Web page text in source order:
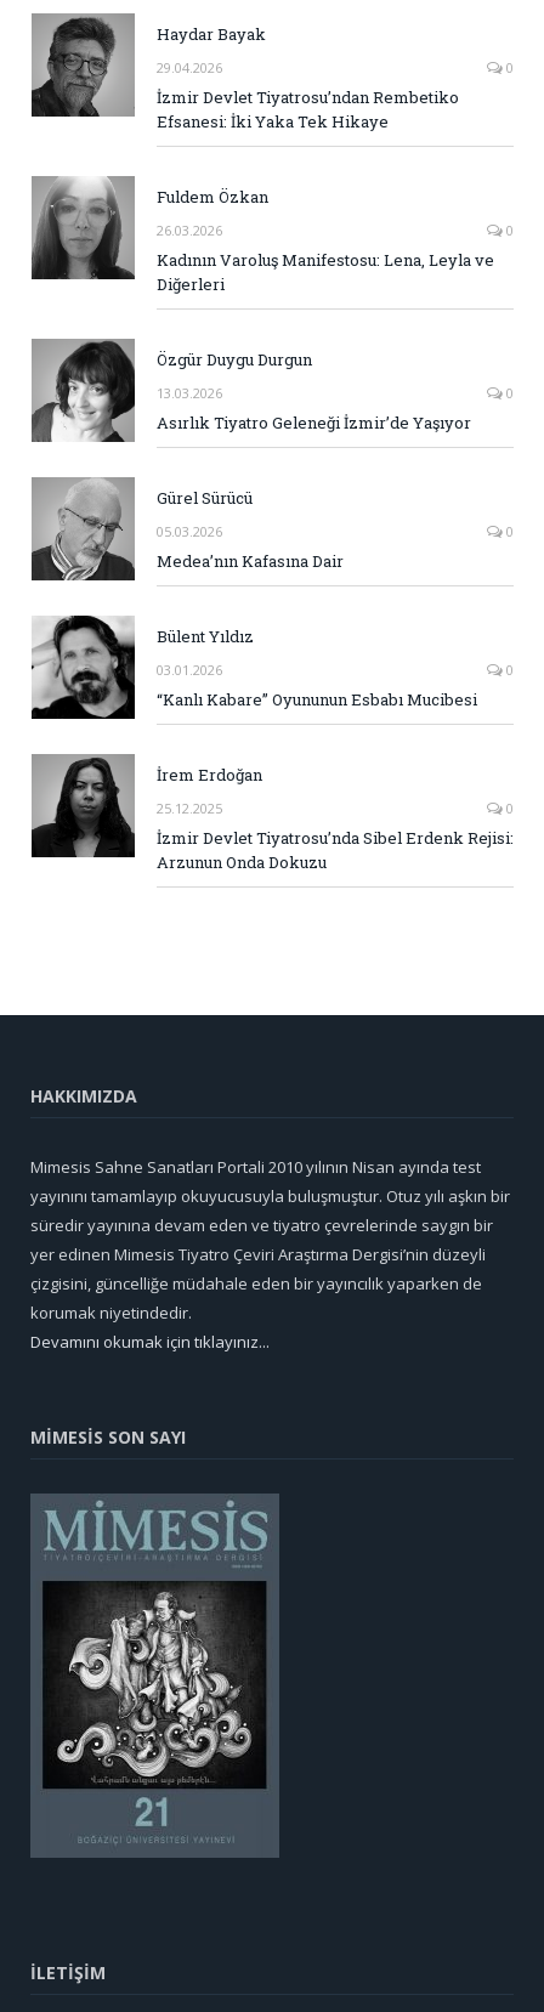
Haydar Bayak
29.04.2026 0
İzmir Devlet Tiyatrosu’ndan Rembetiko
Efsanesi: İki Yaka Tek Hikaye
Fuldem Özkan
26.03.2026 0
Kadının Varoluş Manifestosu: Lena, Leyla ve
Diğerleri
Özgür Duygu Durgun
13.03.2026 0
Asırlık Tiyatro Geleneği İzmir’de Yaşıyor
Gürel Sürücü
05.03.2026 0
Medea’nın Kafasına Dair
Bülent Yıldız
03.01.2026 0
“Kanlı Kabare” Oyununun Esbabı Mucibesi
İrem Erdoğan
25.12.2025 0
İzmir Devlet Tiyatrosu’nda Sibel Erdenk Rejisi:
Arzunun Onda Dokuzu
HAKKIMIZDA
Mimesis Sahne Sanatları Portali 2010 yılının Nisan ayında test
yayınını tamamlayıp okuyucusuyla buluşmuştur. Otuz yılı aşkın bir
süredir yayınına devam eden ve tiyatro çevrelerinde saygın bir
yer edinen Mimesis Tiyatro Çeviri Araştırma Dergisi’nin düzeyli
çizgisini, güncelliğe müdahale eden bir yayıncılık yaparken de
korumak niyetindedir.
Devamını okumak için tıklayınız...
MİMESİS SON SAYI
İLETİŞİM